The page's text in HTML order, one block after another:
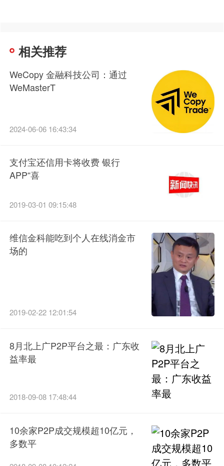
相关推荐
WeCopy 金融科技公司：通过
WeMasterT
2024-06-06 16:43:34
支付宝还信用卡将收费 银行
APP“喜
2019-03-01 09:15:48
维信金科能吃到个人在线消金市
场的
2019-02-22 12:01:54
8月北上广P2P平台之最：广东收
益率最
2018-09-08 17:48:44
10余家P2P成交规模超10亿元，
多数平